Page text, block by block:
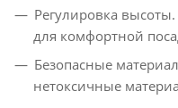
Регулировка
для комфортной
Безопасные
нетоксичные